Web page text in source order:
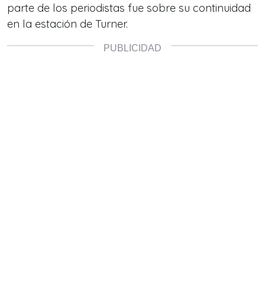
parte de los periodistas fue sobre su continuidad
en la estación de Turner.